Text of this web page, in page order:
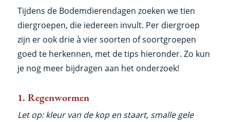
Tijdens de Bodemdierendagen zoeken we tien
diergroepen, die iedereen invult. Per diergroep
zijn er ook drie à vier soorten of soortgroepen
goed te herkennen, met de tips hieronder. Zo kun
je nog meer bijdragen aan het onderzoek!
1. Regenwormen
Let op: kleur van de kop en staart, smalle gele